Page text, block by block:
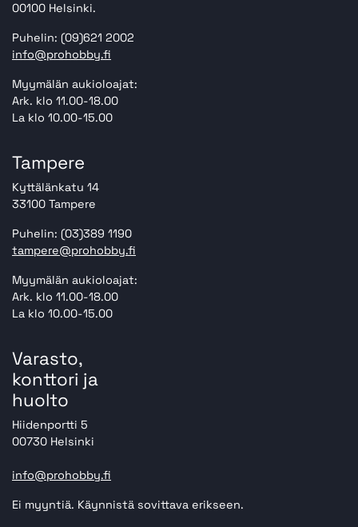
00100 Helsinki.
Puhelin: (09)621 2002
info@prohobby.fi
Myymälän aukioloajat:
Ark. klo 11.00-18.00
La klo 10.00-15.00
Tampere
Kyttälänkatu 14
33100 Tampere
Puhelin: (03)389 1190
tampere@prohobby.fi
Myymälän aukioloajat:
Ark. klo 11.00-18.00
La klo 10.00-15.00
Varasto,
konttori ja
huolto
Hiidenportti 5
00730 Helsinki
info@prohobby.fi
Ei myyntiä. Käynnistä sovittava erikseen.